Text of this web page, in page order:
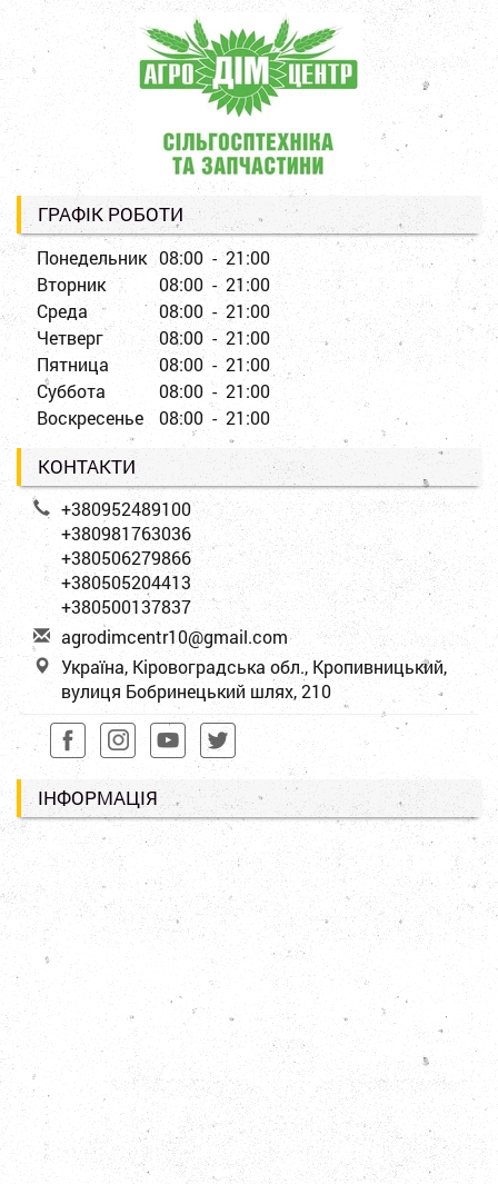
ГРАФІК РОБОТИ
Понедельник 08:00 - 21:00
Вторник
08:00 - 21:00
Среда
08:00 - 21:00
Четверг
08:00 - 21:00
Пятница
08:00 - 21:00
Суббота
08:00 - 21:00
Воскресенье
08:00 - 21:00
КОНТАКТИ
+380952489100
+380981763036
+380506279866
+380505204413
+380500137837
agrodimcentr10@gmail.com
Україна, Кіровоградська обл., Кропивницький,
вулиця Бобринецький шлях, 210
ІНФОРМАЦІЯ